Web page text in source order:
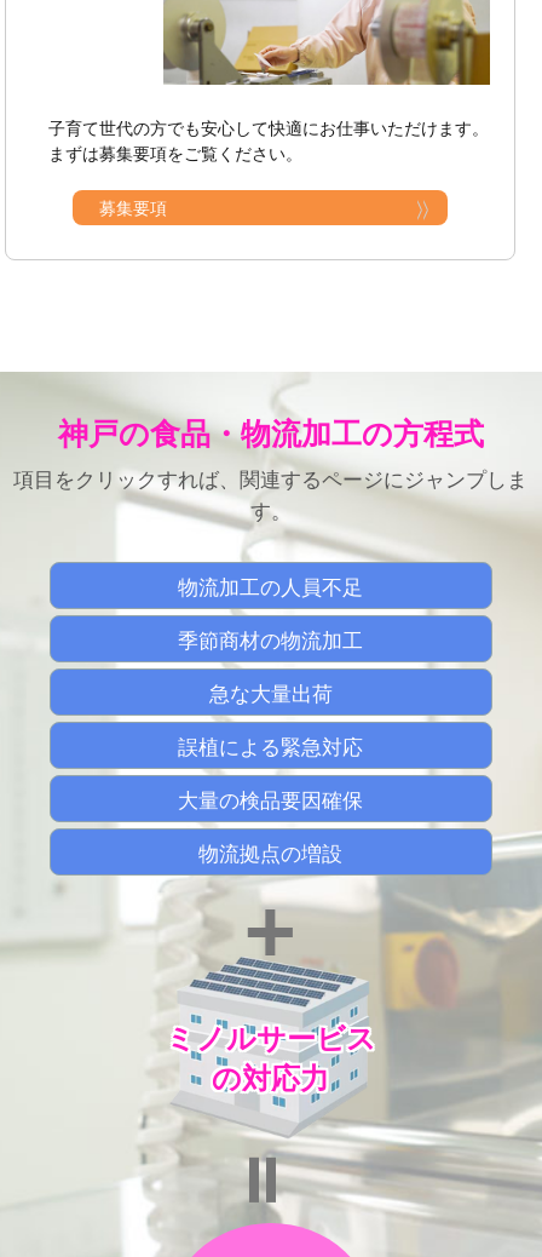
子育て世代の方でも安心して快適にお仕事いただけます。
まずは募集要項をご覧ください。
募集要項
神戸の食品・物流加工の方程式
項目をクリックすれば、関連するページにジャンプしま
す。
物流加工の人員不足
季節商材の物流加工
急な大量出荷
誤植による緊急対応
大量の検品要因確保
物流拠点の増設
+
ミノルサービス
の対応力
=